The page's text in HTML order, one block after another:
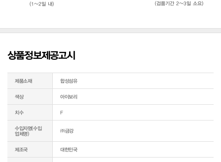
(1~2일 내)
(검품기간 2~3일 소요)
상품정보제공고시
제품소재 합성섬유
색상 아이보리
치수 F
수입자명(수입
업체명)
㈜금강
제조국 대한민국